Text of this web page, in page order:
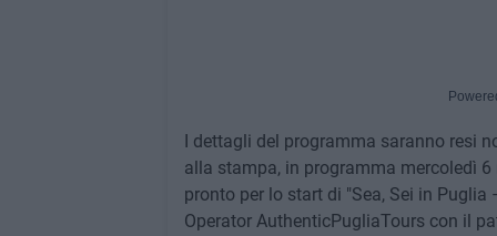
I dettagli del programma saranno resi
alla stampa, in programma mercoledì
pronto per lo start di "Sea, Sei in
Operator AuthenticPugliaTours con il